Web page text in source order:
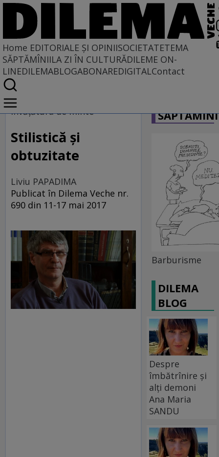
Home EDITORIALE ȘI OPINIISOCIETATETEMA
SĂPTĂMÎNIILA ZI ÎN CULTURĂDILEME ON-
LINEDILEMABLOGABONAREDIGITALContact
Home
EDITORIALE ȘI OPINII
TÎLC SHOW
învăţătura de minte
Stilistică şi
obtuzitate
Liviu PAPADIMA
Publicat în Dilema Veche nr.
690 din 11-17 mai 2017
Barburisme
DILEMA
BLOG
Despre
îmbătrînire și
alți demoni
Ana Maria
SANDU